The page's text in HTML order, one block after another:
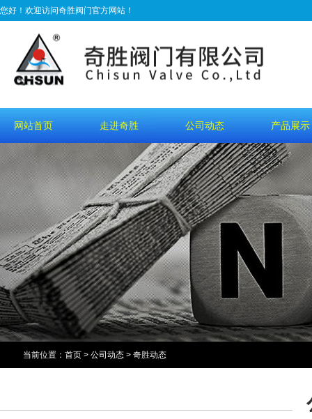
您好！欢迎访问奇胜阀门官方网站！
网站首页 走进奇胜 公司动态 产品展示
当前位置： 首页 > 公司动态 > 奇胜动态